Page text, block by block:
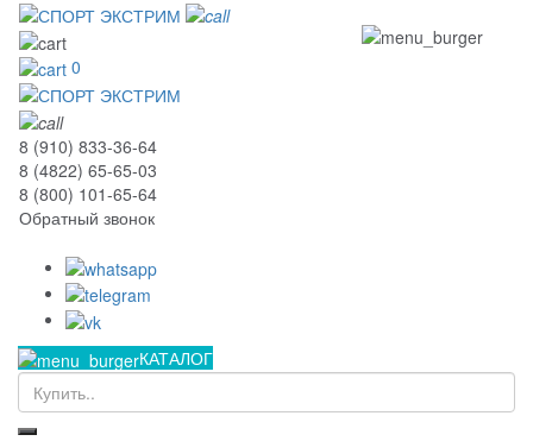
0
8 (910) 833-36-64
8 (4822) 65-65-03
8 (800) 101-65-64
Обратный звонок
КАТАЛОГ